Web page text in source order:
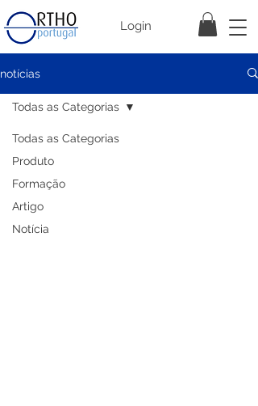
Login
notícias
Todas as Categorias
Produto
Formação
Artigo
Notícia
Todas as Categorias